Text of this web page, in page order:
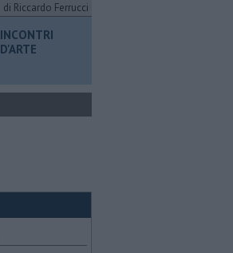
di Riccardo Ferrucci
INCONTRI
D'ARTE